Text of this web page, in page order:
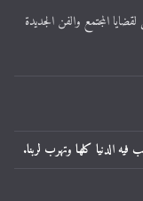
المجتمع والفن الجديدة
الدنيا كلها وتهرب لربنا.